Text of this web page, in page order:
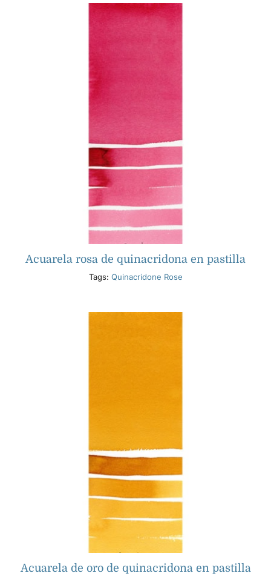
Acuarela rosa de quinacridona en pastilla
Tags: Quinacridone Rose
Acuarela de oro de quinacridona en pastilla